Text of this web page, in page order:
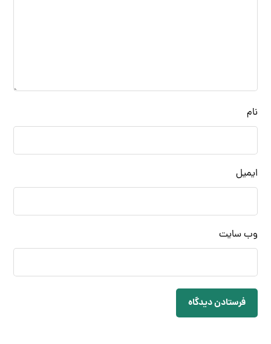
نام
ایمیل
وب‌ سایت
فرستادن دیدگاه